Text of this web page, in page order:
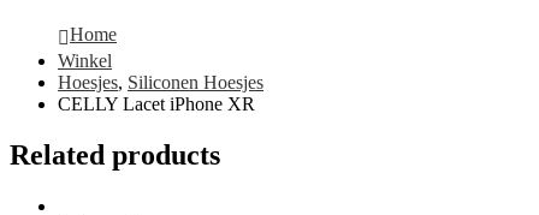
Home
Winkel
Hoesjes, Siliconen Hoesjes
CELLY Lacet iPhone XR
Related products